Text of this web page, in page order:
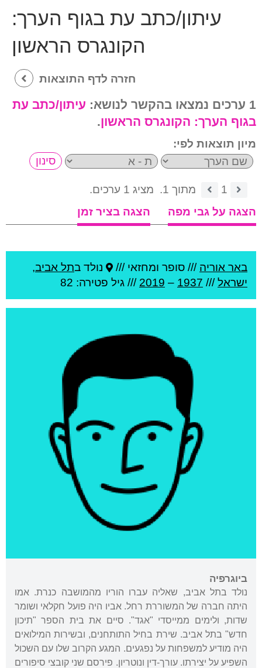
עיתון/כתב עת בגוף הערך:
הקונגרס הראשון
חזרה לדף התוצאות
1 ערכים נמצאו בהקשר לנושא:
עיתון/כתב עת
בגוף הערך: הקונגרס הראשון.
מיון תוצאות לפי:
1 מתוך 1.
מציג 1 ערכים.
הצגה על גבי מפה
הצגה בציר זמן
באר אוריה /// סופר ומחזאי /// נולד בתל אביב,
ישראל///
1937
–
2019 /// גיל פטירה: 82
ביוגרפיה
נולד בתל אביב, שאליה עברו הוריו מהמושבה כנרת. אמו
היתה חברה של המשוררת רחל. אביו היה פועל חקלאי ושומר
שדות, ולימים ממייסדי "אגד". סיים את בית הספר "תיכון
חדש" בתל אביב. שירת בחיל התותחנים, ובשירות המילואים
היה מודיע למשפחות על נפגעים. המגע הקרוב שלו עם השכול
השפיע על יצירתו. עורך-דין ונוטריון. פירסם שני קובצי סיפורים